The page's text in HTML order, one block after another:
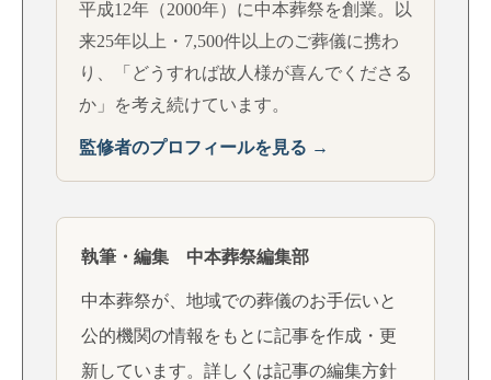
平成12年（2000年）に中本葬祭を創業。以
来25年以上・7,500件以上のご葬儀に携わ
り、「どうすれば故人様が喜んでくださる
か」を考え続けています。
監修者のプロフィールを見る →
執筆・編集 中本葬祭編集部
中本葬祭が、地域での葬儀のお手伝いと
公的機関の情報をもとに記事を作成・更
新しています。詳しくは記事の編集方針